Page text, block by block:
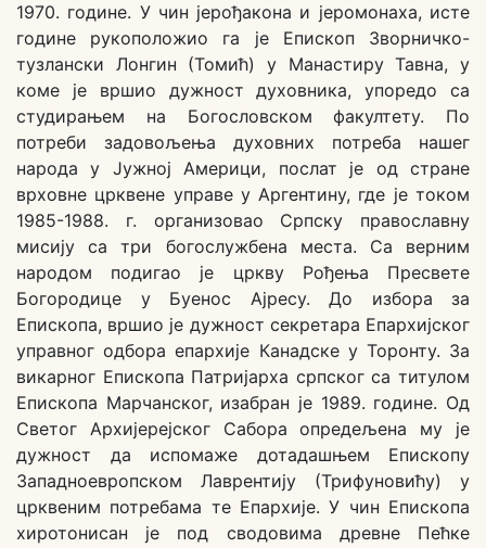
1970. године. У чин јерођакона и јеромонаха, исте
године рукоположио га је Епископ Зворничко-
тузлански Лонгин (Томић) у Манастиру Тавна, у
коме је вршио дужност духовника, упоредо са
студирањем на Богословском факултету. По
потреби задовољења духовних потреба нашег
народа у Јужној Америци, послат је од стране
врховне црквене управе у Аргентину, где је током
1985-1988. г. организовао Српску православну
мисију са три богослужбена места. Са верним
народом подигао је цркву Рођења Пресвете
Богородице у Буенос Ајресу. До избора за
Епископа, вршио је дужност секретара Епархијског
управног одбора епархије Канадске у Торонту. За
викарног Епископа Патријарха српског са титулом
Епископа Марчанског, изабран је 1989. године. Од
Светог Архијерејског Сабора опредељена му је
дужност да испомаже дотадашњем Епископу
Западноевропском Лаврентију (Трифуновићу) у
црквеним потребама те Епархије. У чин Епископа
хиротонисан је под сводовима древне Пећке